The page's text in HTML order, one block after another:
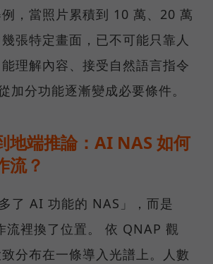
，當照片累積到 10 萬、20 萬
張特定畫面，已不可能只靠人
理解內容、接受自然語言指令
加分功能逐漸變成必要條件。
地端推論：AI NAS 如何
流？
了 AI 功能的 NAS」，而是
流裡換了位置。 依 QNAP 觀
分布在一條導入光譜上。人數